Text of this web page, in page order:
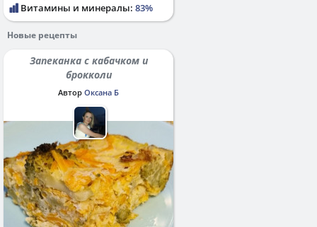
Витамины и минералы: 83%
Новые рецепты
Запеканка с кабачком и
брокколи
Автор Оксана Б